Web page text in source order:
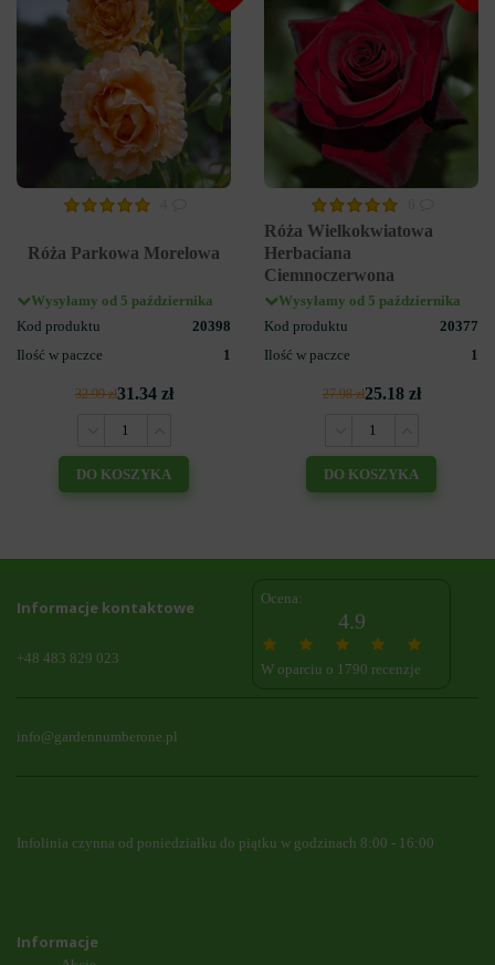
Róża Parkowa Morelowa
Wysyłamy od 5 października
Kod produktu
20398
Ilość w paczce
1
32.99 zł31.34 zł
DO KOSZYKA
Róża Wielkokwiatowa
Herbaciana
Ciemnoczerwona
Wysyłamy od 5 października
Kod produktu
20377
Ilość w paczce
1
27.98 zł25.18 zł
DO KOSZYKA
Informacje kontaktowe
+48 483 829 023
Ocena:
4.9
W oparciu o 1790 recenzje
info@gardennumberone.pl
Infolinia czynna od poniedziałku do piątku w godzinach 8:00 - 16:00
Informacje